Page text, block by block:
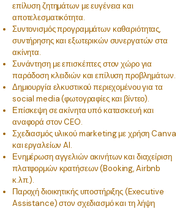
επίλυση ζητημάτων με ευγένεια και
αποτελεσματικότητα.
Συντονισμός προγραμμάτων καθαριότητας,
συντήρησης και εξωτερικών συνεργατών στα
ακίνητα.
Συνάντηση με επισκέπτες στον χώρο για
παράδοση κλειδιών και επίλυση προβλημάτων.
Δημιουργία ελκυστικού περιεχομένου για τα
social media (φωτογραφίες και βίντεο).
Επίσκεψη σε ακίνητα υπό κατασκευή και
αναφορά στον CEO.
Σχεδιασμός υλικού marketing με χρήση Canva
και εργαλείων AI.
Ενημέρωση αγγελιών ακινήτων και διαχείριση
πλατφορμών κρατήσεων (Booking, Airbnb
κ.λπ.).
Παροχή διοικητικής υποστήριξης (Executive
Assistance) στον σχεδιασμό και τη λήψη